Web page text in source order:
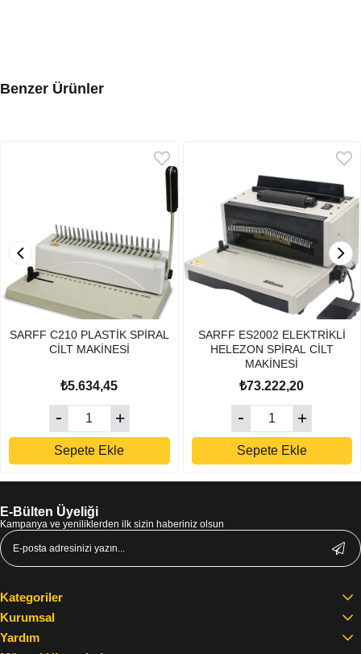
Benzer Ürünler
SARFF C210 PLASTİK SPİRAL
CİLT MAKİNESİ
₺5.634,45
Sepete Ekle
SARFF ES2002 ELEKTRİKLİ
HELEZON SPİRAL CİLT
MAKİNESİ
₺73.222,20
Sepete Ekle
E-Bülten Üyeliği
Kampanya ve yeniliklerden ilk sizin haberiniz olsun
Kategoriler
Kurumsal
Yardım